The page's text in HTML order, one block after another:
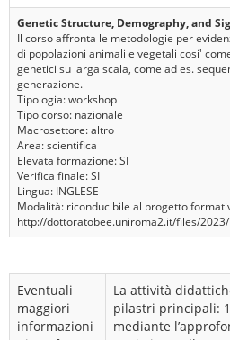
Genetic Structure, Demography, and
Il corso affronta le metodologie per
di popolazioni animali e vegetali cosi'
genetici su larga scala, come ad es.
generazione.
Tipologia: workshop
Tipo corso: nazionale
Macrosettore: altro
Area: scientifica
Elevata formazione: SI
Verifica finale: SI
Lingua: INGLESE
Modalità: riconducibile al progetto
http://dottoratobee.uniroma2.it/files/2023/
Eventuali
maggiori
informazioni
La attività
pilastri principali:
mediante